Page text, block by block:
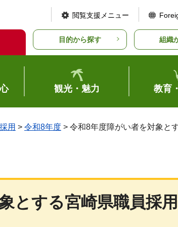
閲覧支援メニュー
目的から探す 組織
観光・魅力 教育
採用 > 令和8年度 > 令和8年度障がい者を対象と
とする宮崎県職員採